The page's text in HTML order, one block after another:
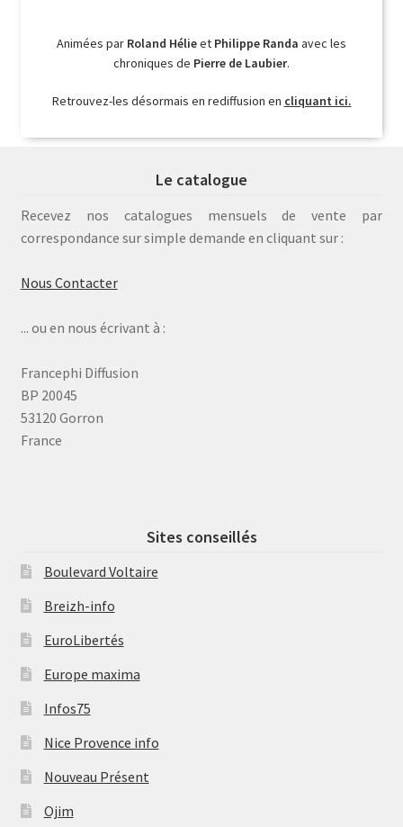
Animées par Roland Hélieet Philippe Randa avec les
chroniques de Pierre de Laubier.
Retrouvez-les désormais en rediffusion en cliquant ici.
Le catalogue
Recevez nos catalogues mensuels de vente par
correspondance sur simple demande en cliquant sur :
Nous Contacter
... ou en nous écrivant à :
Francephi Diffusion
BP 20045
53120 Gorron
France
Sites conseillés
Boulevard Voltaire
Breizh-info
EuroLibertés
Europe maxima
Infos75
Nice Provence info
Nouveau Présent
Ojim